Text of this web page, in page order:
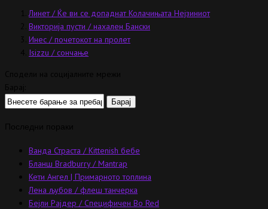
Линет / Ќе ви се допаднат Колачињата Нејзиниот
Викторија пусти / нахален Бански
Инес / почетокот на пролет
Isizzu / сончање
Ванда Страста / Kittenish бебе
Бланш Bradburry / Mantrap
Кети Ангел | Примарното топлина
Лена љубов / флеш танчерка
Бејли Рајдер / Специфичен Во Red